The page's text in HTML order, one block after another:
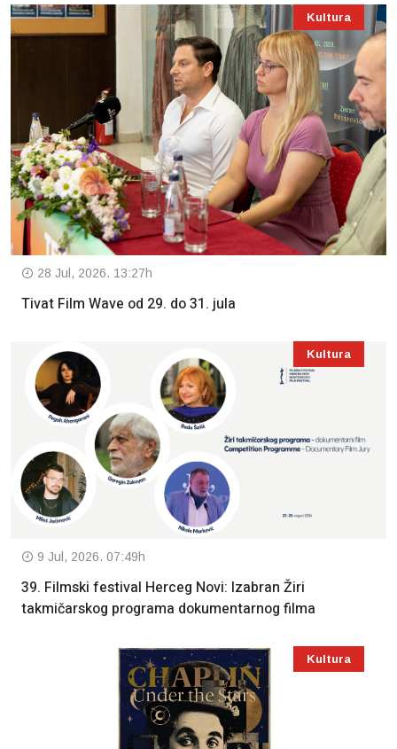
Kultura
28 Jul, 2026. 13:27h
Tivat Film Wave od 29. do 31. jula
Kultura
9 Jul, 2026. 07:49h
39. Filmski festival Herceg Novi: Izabran Žiri
takmičarskog programa dokumentarnog filma
Kultura